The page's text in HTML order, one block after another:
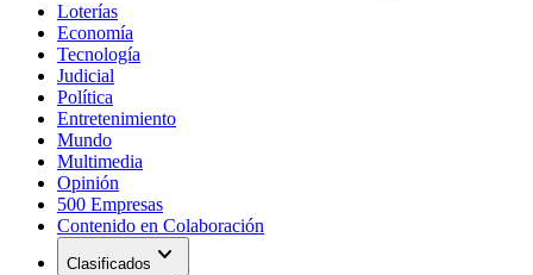
Loterías
Economía
Tecnología
Judicial
Política
Entretenimiento
Mundo
Multimedia
Opinión
500 Empresas
Contenido en Colaboración
Clasificados expand_more